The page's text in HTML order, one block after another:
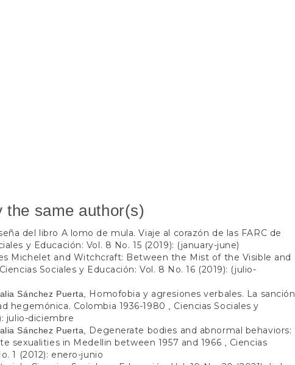
the same author(s)
del libro A lomo de mula. Viaje al corazón de las FARC de
y Educación: Vol. 8 No. 15 (2019): (january-june)
Michelet and Witchcraft: Between the Mist of the Visible and
Ciencias Sociales y Educación: Vol. 8 No. 16 (2019): (julio-
Sánchez Puerta, Homofobia y agresiones verbales. La sanción
hegemónica. Colombia 1936-1980
Ciencias Sociales y
julio-diciembre
Sánchez Puerta, Degenerate bodies and abnormal behaviors:
sexualities in Medellin between 1957 and 1966
Ciencias
1 (2012): enero-junio